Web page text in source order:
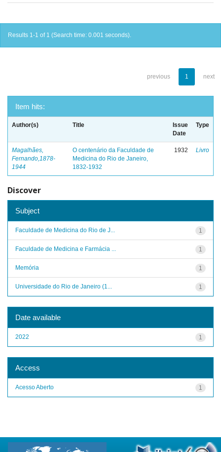
Results 1-1 of 1 (Search time: 0.001 seconds).
previous 1 next
Item hits:
Author(s) Title
Issue
Date
Type
Magalhães,
Fernando,1878-
1944
O centenário da Faculdade de
Medicina do Rio de Janeiro,
1832-1932
1932 Livro
Discover
Subject
1
Faculdade de Medicina do Rio de J...
1
Faculdade de Medicina e Farmácia ...
1
Memória
1
Universidade do Rio de Janeiro (1...
Date available
1
2022
Access
1
Acesso Aberto